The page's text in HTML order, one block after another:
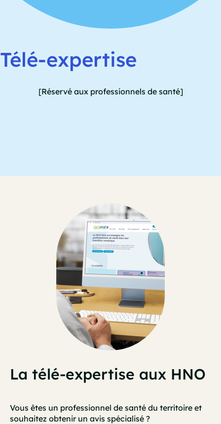
Télé-expertise
[Réservé aux professionnels de santé]
La télé-expertise aux HNO
Vous êtes un professionnel de santé du territoire et
souhaitez obtenir un avis spécialisé ?